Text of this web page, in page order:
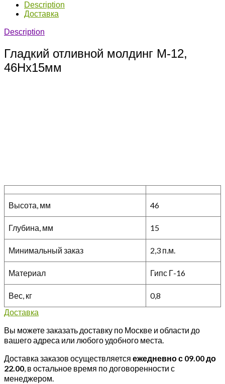
Description
Доставка
Description
Гладкий отливной молдинг М-12,
46Hx15мм
Высота, мм 46
Глубина, мм 15
Минимальный заказ 2,3 п.м.
Материал Гипс Г-16
Вес, кг 0,8
Доставка
Вы можете заказать доставку по Москве и области до
вашего адреса или любого удобного места.
Доставка заказов осуществляется ежедневно с 09.00 до
22.00, в остальное время по договоренности с
менеджером.